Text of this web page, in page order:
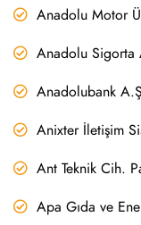
Anadolu Motor
Anadolu Sigorta
Anadolubank
Anixter İletişim
Ant Teknik Cih.
Apa Gıda ve